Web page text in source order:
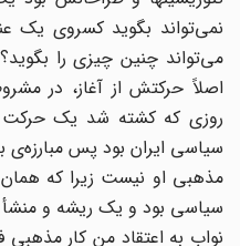
نمی‌تواند بگوید کسروی یک
می‌تواند چنین چیزی را
اصلاً حرکتش از آغاز، در
روزی که کشته شد یک حرکت
سیاسی ایران بود پس مبارزه‌ی
مذهبی او نیست زیرا که
سیاسی بود و یک ریشه و منشأ
نواب به اعتقاد من کار مذهبی